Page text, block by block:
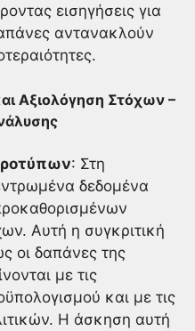
εισηγήσεις για
αντανακλούν
Αξιολόγηση Στόχων –
: Στη
δεδομένα
Αυτή η συγκριτική
οι δαπάνες της
με τις
και με τις
Η άσκηση αυτή